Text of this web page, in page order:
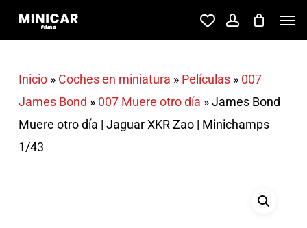
Skip
content
account
Inicio» Coches en miniatura » Películas» 007
James Bond » 007 Muere otro día »James Bond
Muere otro día | Jaguar XKR Zao | Minichamps
1/43